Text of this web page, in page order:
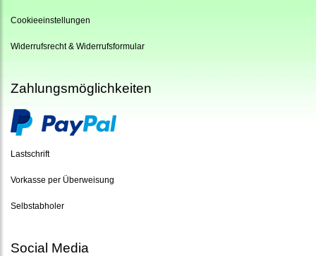
Cookieeinstellungen
Widerrufsrecht & Widerrufsformular
Zahlungsmöglichkeiten
Lastschrift
Vorkasse per Überweisung
Selbstabholer
Social Media